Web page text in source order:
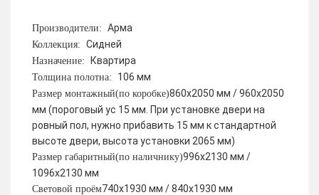
Производители: Арма
Коллекция: Сидней
Назначение: Квартира
Толщина полотна: 106 мм
Размер монтажный(по коробке)860х2050 мм / 960х2050
мм (пороговый ус 15 мм. При установке двери на
ровный пол, нужно прибавить 15 мм к стандартной
высоте двери, высота установки 2065 мм)
Размер габаритный(по наличнику)996х2130 мм /
1096х2130 мм
Световой проём740х1930 мм / 840х1930 мм